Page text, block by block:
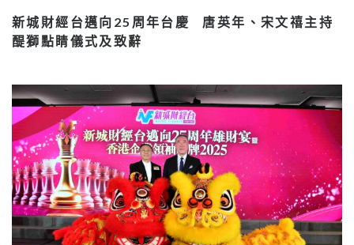
新城財經台邁向25周年台慶 唐英年、宋文禧主持
醍獅點睛儀式及致辭